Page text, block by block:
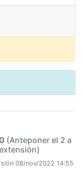
(Anteponer el 2 a
08/nov/2022 14:55